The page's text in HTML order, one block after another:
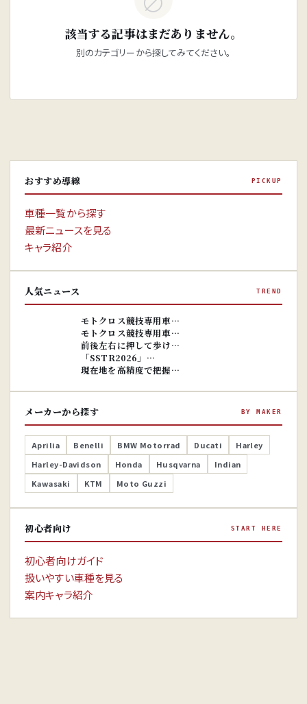
該当する記事はまだありません。
別のカテゴリーから探してみてください。
おすすめ導線 PICKUP
車種一覧から探す
最新ニュースを見る
キャラ紹介
人気ニュース TREND
※画像はイ
モトクロス競技専用車…
モトクロス競技専用車…
前後左右に押して歩け…
「SSTR2026」…
現在地を高精度で把握…
メーカーから探す BY MAKER
Aprilia Benelli BMW Motorrad Ducati
Harley
Harley-Davidson
Honda Husqvarna
Indian
Kawasaki
KTM Moto Guzzi
初心者向け START HERE
初心者向けガイド
扱いやすい車種を見る
案内キャラ紹介